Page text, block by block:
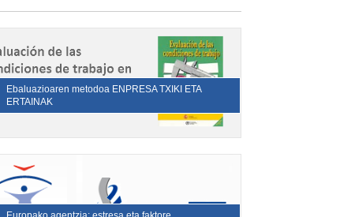
Ebaluazioaren metodoa ENPRESA TXIKI ETA
ERTAINAK